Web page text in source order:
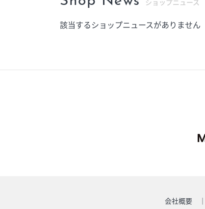
ショップニュース
該当するショップニュースがありません
会社概要